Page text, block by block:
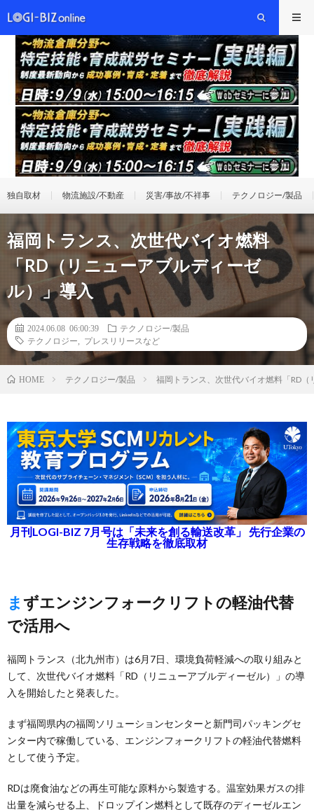
独自取材 物流施設/不動産 災害/事故/不祥事 テクノロジー/製品
福岡トランス、次世代バイオ燃料
「RD（リニューアブルディーゼ
ル）」導入
2024.06.08 06:00:39
テクノロジー/製品
テクノロジー
プレスリリースなど
HOME テクノロジー/製品 福岡トランス、次世代バイオ燃料「RD
月刊LOGI-BIZ 7月号は「未来を創る輸送改革」 先行企業の
生存戦略を徹底取材
まずエンジンフォークリフトの軽油代替
で活用へ
福岡トランス（北九州市）は6月7日、環境負荷軽減への取り組みと
して、次世代バイオ燃料「RD（リニューアブルディーゼル）」の導
入を開始したと発表した。
まず福岡県内の福岡ソリューションセンターと新門司パッキングセ
ンター内で稼働している、エンジンフォークリフトの軽油代替燃料
として使う予定。
RDは廃食油などの再生可能な原料から製造する。温室効果ガスの排
出量を減らせる上、ドロップイン燃料として既存のディーゼルエン